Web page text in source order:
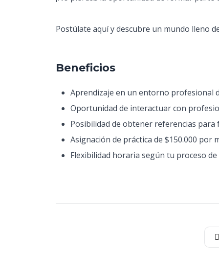
Postúlate aquí y descubre un mundo lleno
Beneficios
Aprendizaje en un entorno profesional
Oportunidad de interactuar con
Posibilidad de obtener referencias
Asignación de práctica de $150.000 por
Flexibilidad horaria según tu proceso